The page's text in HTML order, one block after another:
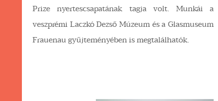
Prize nyertescsapatának tagja volt. Munkái a
veszprémi Laczkó Dezső Múzeum és a Glasmuseum
Frauenau gyűjteményében is megtalálhatók.